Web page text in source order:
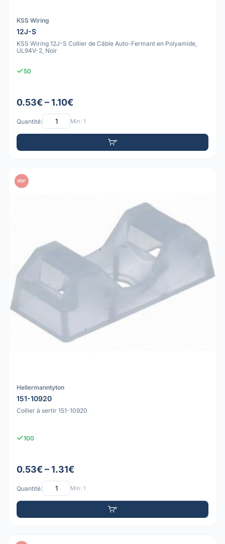
KSS Wiring
12J-S
KSS Wiring 12J-S Collier de Câble Auto-Fermant en Polyamide,
UL94V-2, Noir
50
0.53€ – 1.10€
Quantité: Min: 1
PDF
Hellermanntyton
151-10920
Collier à sertir 151-10920
100
0.53€ – 1.31€
Quantité: Min: 1